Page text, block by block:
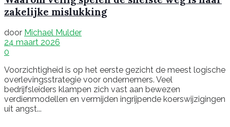
zakelijke mislukking
door Michael Mulder
24 maart 2026
0
Voorzichtigheid is op het eerste gezicht de meest logische
overlevingsstrategie voor ondernemers. Veel
bedrijfsleiders klampen zich vast aan bewezen
verdienmodellen en vermijden ingrijpende koerswijzigingen
uit angst...